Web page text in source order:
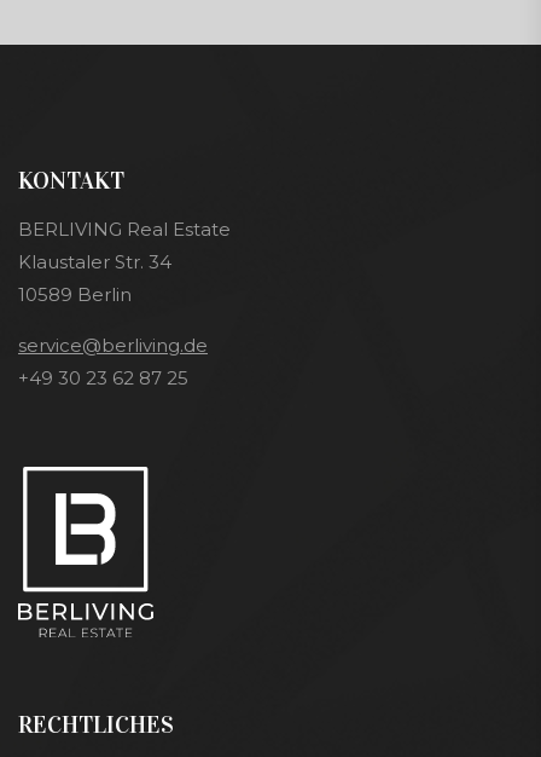
KONTAKT
BERLIVING Real Estate
Klaustaler Str. 34
10589 Berlin
service@berliving.de
+49 30 23 62 87 25
RECHTLICHES